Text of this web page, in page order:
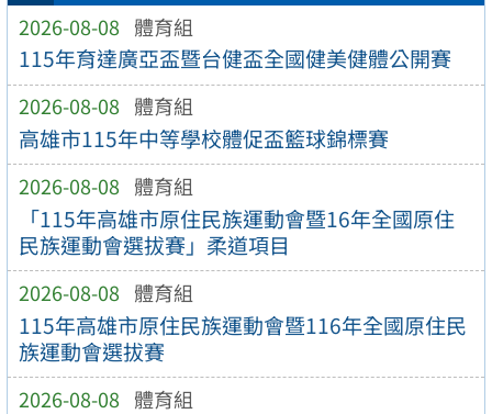
2026-08-08 體育組
115年育達廣亞盃暨台健盃全國健美健體公開賽
2026-08-08 體育組
高雄市115年中等學校體促盃籃球錦標賽
2026-08-08 體育組
「115年高雄市原住民族運動會暨16年全國原住
民族運動會選拔賽」柔道項目
2026-08-08 體育組
115年高雄市原住民族運動會暨116年全國原住民
族運動會選拔賽
2026-08-08 體育組